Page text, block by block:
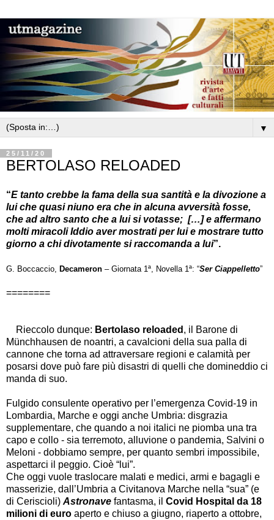
▼
25/11/20
BERTOLASO RELOADED
“E tanto crebbe la fama della sua santità e la divozione a
lui che quasi niuno era che in alcuna avversità fosse,
che ad altro santo che a lui si votasse; […] e affermano
molti miracoli Iddio aver mostrati per lui e mostrare tutto
giorno a chi divotamente si raccomanda a lui”.
G. Boccaccio, Decameron – Giornata 1ª, Novella 1ª: “Ser Ciappelletto”
========
Rieccolo dunque: Bertolaso reloaded , il Barone di
Münchhausen de noantri, a cavalcioni della sua palla di
cannone che torna ad attraversare regioni e calamità per
posarsi dove può fare più disastri di quelli che domineddio ci
manda di suo.
Fulgido consulente operativo per l’emergenza Covid-19 in
Lombardia, Marche e oggi anche Umbria: disgrazia
supplementare, che quando a noi italici ne piomba una tra
capo e collo - sia terremoto, alluvione o pandemia, Salvini o
Meloni - dobbiamo sempre, per quanto sembri impossibile,
aspettarci il peggio. Cioè “lui”.
Che oggi vuole traslocare malati e medici, armi e bagagli e
masserizie, dall’Umbria a Civitanova Marche nella “sua” (e
di Ceriscioli) Astronave fantasma, il Covid Hospital da 18
milioni di euro aperto e chiuso a giugno, riaperto a ottobre,